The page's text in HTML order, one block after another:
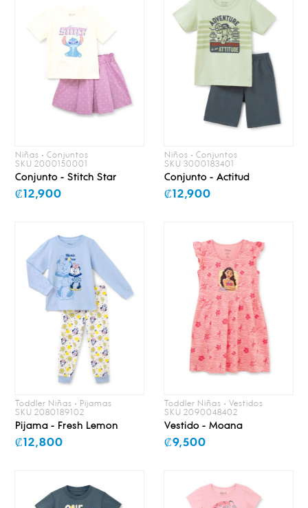
Niñas • Conjuntos
SKU 2000150001
Conjunto - Stitch Star
₡12,900
Niños • Conjuntos
SKU 3000183401
Conjunto - Actitud
₡12,900
Toddler Niñas • Pijamas
SKU 2080189102
Pijama - Fresh Lemon
₡12,800
Toddler Niñas • Vestidos
SKU 2090048402
Vestido - Moana
₡9,500